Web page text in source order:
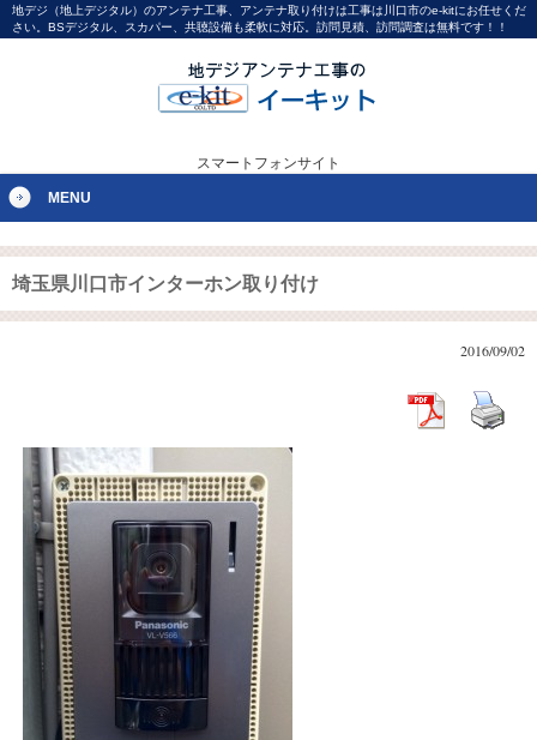
地デジ（地上デジタル）のアンテナ工事、アンテナ取り付けは工事は川口市のe-kitにお任せくだ
さい。BSデジタル、スカパー、共聴設備も柔軟に対応。訪問見積、訪問調査は無料です！！
スマートフォンサイト
MENU
埼玉県川口市インターホン取り付け
2016/09/02